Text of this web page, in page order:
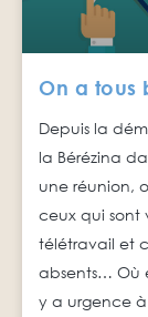
On a tous
Depuis la
la Bérézina
une réunion,
ceux qui sont
télétravail et
absents… Où
y a urgence à